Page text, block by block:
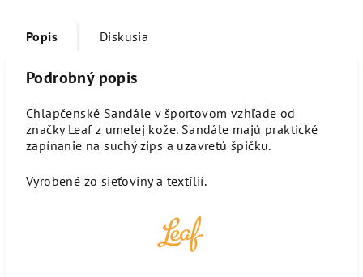
Popis Diskusia
Podrobný popis
Chlapčenské Sandále v športovom vzhľade od
značky Leaf z umelej kože. Sandále majú praktické
zapínanie na suchý zips a uzavretú špičku.
Vyrobené zo sieťoviny a textílií.